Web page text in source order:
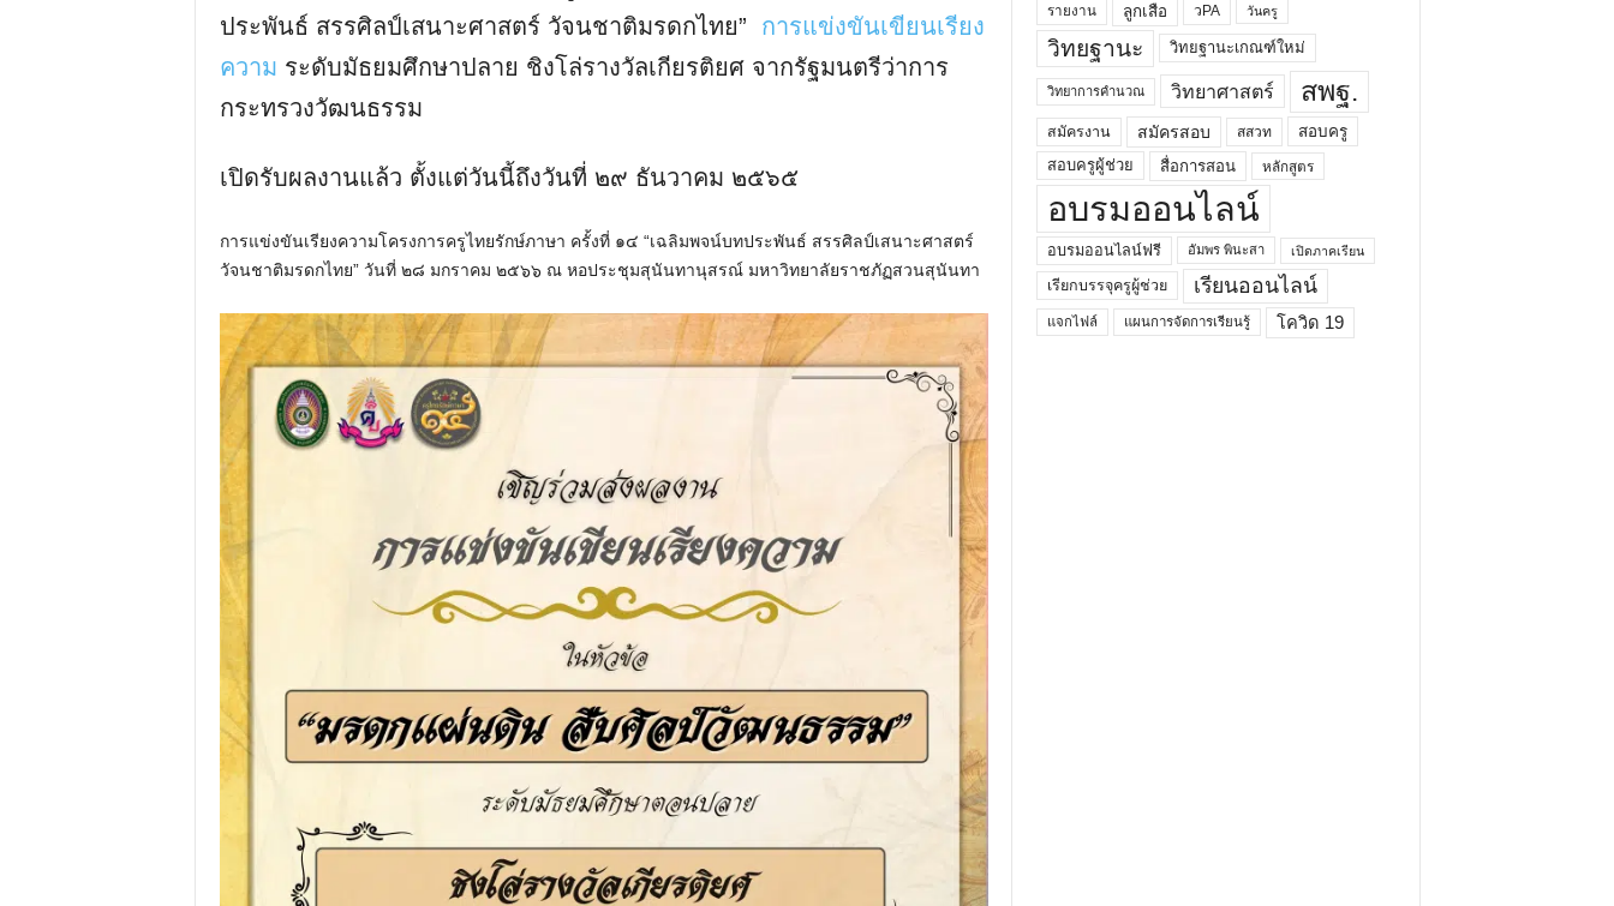
ประพันธ์ สรรศิลป์เสนาะศาสตร์ วัจนชาติมรดกไทย” การแข่งขันเขียนเรียง
ความ ระดับมัธยมศึกษาปลาย ชิงโล่รางวัลเกียรติยศ จากรัฐมนตรีว่าการ
กระทรวงวัฒนธรรม
เปิดรับผลงานแล้ว ตั้งแต่วันนี้ถึงวันที่ ๒๙ ธันวาคม ๒๕๖๕
การแข่งขันเรียงความโครงการครูไทยรักษ์ภาษา ครั้งที่ ๑๔ “เฉลิมพจน์บทประพันธ์ สรรศิลป์เสนาะศาสตร์
วัจนชาติมรดกไทย” วันที่ ๒๘ มกราคม ๒๕๖๖ ณ หอประชุมสุนันทานุสรณ์ มหาวิทยาลัยราชภัฏสวนสุนันทา
รายงาน ลูกเสือ วPA วันครู
วิทยฐานะ วิทยฐานะเกณฑ์ใหม่
วิทยาการคำนวณ วิทยาศาสตร์ สพฐ.
สมัครงาน สมัครสอบ สสวท
สอบครู
สอบครูผู้ช่วย
สื่อการสอน หลักสูตร
อบรมออนไลน์
อบรมออนไลน์ฟรี อัมพร พินะสา เปิดภาคเรียน
เรียกบรรจุครูผู้ช่วย เรียนออนไลน์
แจกไฟล์ แผนการจัดการเรียนรู้ โควิด 19